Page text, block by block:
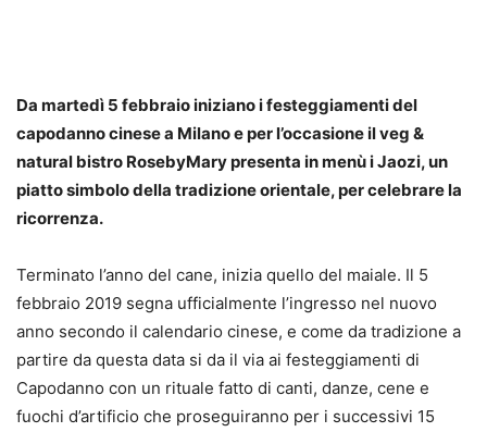
Da martedì 5 febbraio iniziano i festeggiamenti del
capodanno cinese a Milano e per l’occasione il veg &
natural bistro RosebyMary presenta in menù i Jaozi, un
piatto simbolo della tradizione orientale, per celebrare la
ricorrenza.
Terminato l’anno del cane, inizia quello del maiale. Il 5
febbraio 2019 segna ufficialmente l’ingresso nel nuovo
anno secondo il calendario cinese, e come da tradizione a
partire da questa data si da il via ai festeggiamenti di
Capodanno con un rituale fatto di canti, danze, cene e
fuochi d’artificio che proseguiranno per i successivi 15